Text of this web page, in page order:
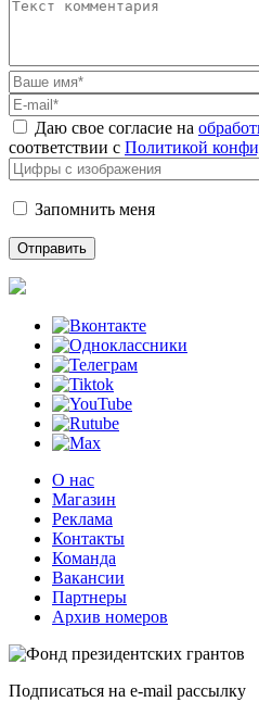
Даю свое согласие на
соответствии с Политикой
Запомнить меня
О нас
Магазин
Реклама
Контакты
Команда
Вакансии
Партнеры
Архив номеров
Подписаться на e-mail рассылку